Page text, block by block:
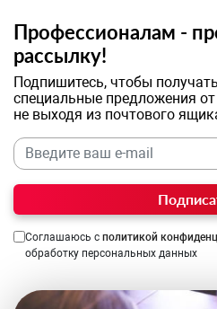
Профессионалам -
рассылку!
Подпишитесь, чтобы
специальные предложения
не выходя из почтового
Соглашаюсь с политикой
обработку персональных данных